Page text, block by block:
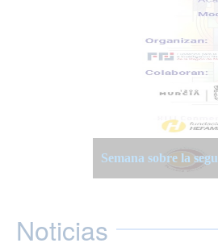
JORNADA –
para cuidar mejor
Semana
XIII Semanas
Semana sobre la
Noticias